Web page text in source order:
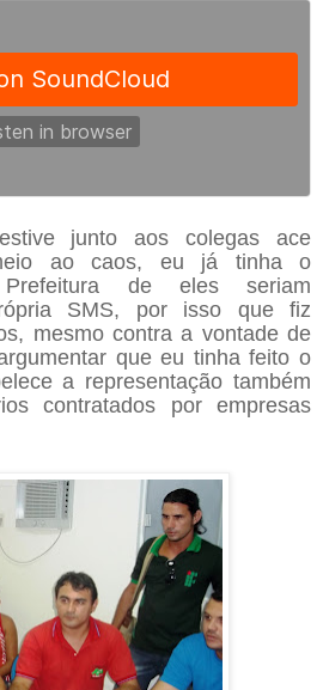
junto aos colegas ace
ao caos, eu já tinha o
de eles seriam
SMS, por isso que fiz
mesmo contra a vontade de
que eu tinha feito o
a representação também
contratados por empresas